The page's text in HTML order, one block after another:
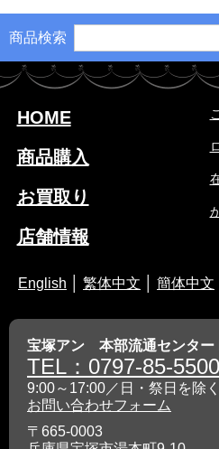
商品検索
HOME
商品購入
お買取り
店舗情報
English 繁体中文 簡体中文
宝塚アン 本部流通センター
TEL：0797-85-5500
9:00～17:00／日・祭日を除く
お問い合わせフォーム
〒665-0003